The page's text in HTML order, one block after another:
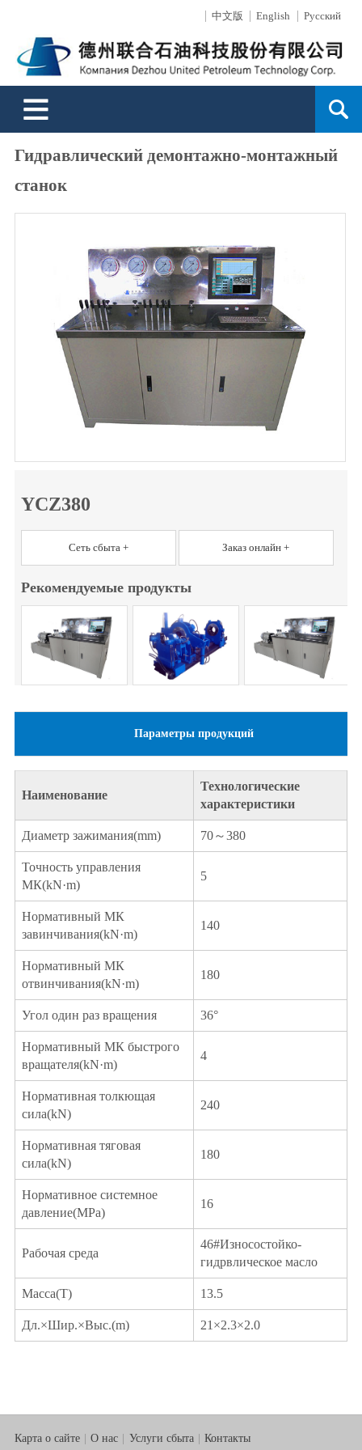
Русский
English
中文版
О нас
Описание компании
Культура предприятия
История развития
Слава
Новости
Новости компании
Продукции
Буровые инструменты
Система впрыска для увеличения добычи нефти на месторождении
Обработка поверхностей
Описание
Производительность
Сила техники
Защита окружающей среды
Технические услуги
Обзор бизнеса
Способность бизнеса
Специальные услуги для направленных
Услуги сбыта
Сеть сбыта
Сервис
Поддержка
Сообщение онлайн
Заказ онлайн
Контакты
Гидравлический демонтажно-монтажный
станок
YCZ380
Сеть сбыта + Заказ онлайн +
Рекомендуемые продукты
Параметры продукций
Наименование
Технологические
характеристики
Диаметр зажимания(mm) 70～380
Точность управления
МК(kN·m)
5
Нормативный МК
завинчивания(kN·m)
140
Нормативный МК
отвинчивания(kN·m)
180
Угол один раз вращения 36°
Нормативный МК быстрого
вращателя(kN·m)
4
Нормативная толкющая
сила(kN)
240
Нормативная тяговая
сила(kN)
180
Нормативное системное
давление(MPa)
16
Рабочая среда
46#Износостойко-
гидрвлическое масло
Масса(T) 13.5
Дл.×Шир.×Выс.(m) 21×2.3×2.0
Карта о сайте О нас Услуги сбыта Контакты